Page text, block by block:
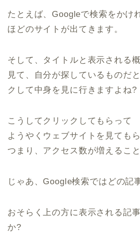
たとえば、Googleで検索をかけ
ほどのサイトが出てきます。
そして、タイトルと表示される
見て、自分が探しているものだ
クして中身を見に行きますよね?
こうしてクリックしてもらって
ようやくウェブサイトを見てもら
つまり、アクセス数が増えるこ
じゃあ、Google検索ではどの記
おそらく上の方に表示される記
か?